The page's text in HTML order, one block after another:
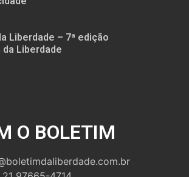
Liberdade – 7ª edição
Liberdade
O BOLETIM